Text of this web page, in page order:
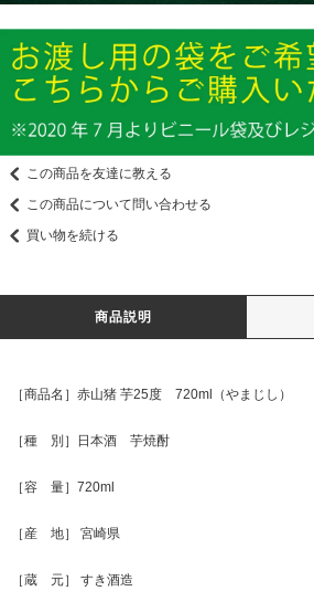
この商品を友達に教える
この商品について問い合わせる
買い物を続ける
商品説明
［商品名］赤山猪 芋25度 720ml（やまじし）
［種 別］日本酒 芋焼酎
［容 量］720ml
［産 地］ 宮崎県
［蔵 元］ すき酒造